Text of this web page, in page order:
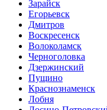
Зарайск
Егорьевск
Дмитров
Воскресенск
Волоколамск
Черноголовка
Дзержинский
Пущино
Краснознаменск
Лобня